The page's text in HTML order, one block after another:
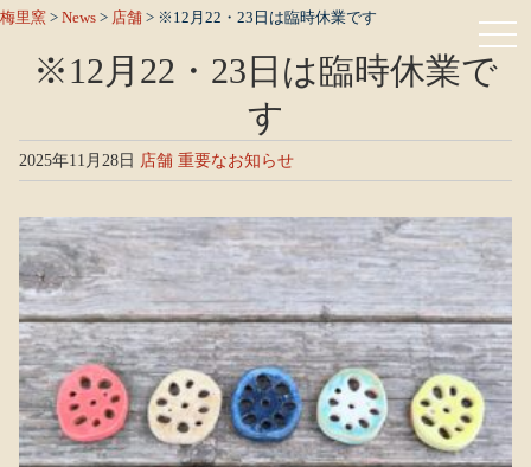
梅里窯 > News > 店舗 > ※12月22・23日は臨時休業です
※12月22・23日は臨時休業で
す
2025年11月28日 店舗 重要なお知らせ